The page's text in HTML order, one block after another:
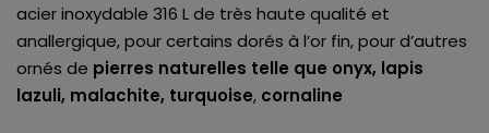
acier inoxydable 316 L de très haute qualité et
anallergique, pour certains dorés à l’or fin, pour d’autres
ornés de pierres naturelles telle que onyx, lapis
lazuli, malachite, turquoise, cornaline